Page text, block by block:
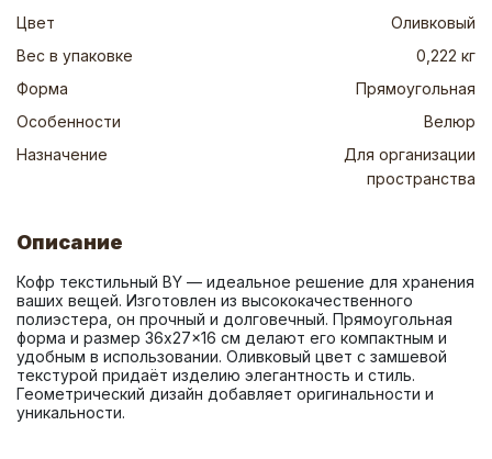
Цвет
Оливковый
Вес в упаковке
0,222 кг
Форма
Прямоугольная
Особенности
Велюр
Назначение
Для организации
пространства
Описание
Кофр текстильный BY — идеальное решение для хранения
ваших вещей. Изготовлен из высококачественного
полиэстера, он прочный и долговечный. Прямоугольная
форма и размер 36x27x16 см делают его компактным и
удобным в использовании. Оливковый цвет с замшевой
текстурой придаёт изделию элегантность и стиль.
Геометрический дизайн добавляет оригинальности и
уникальности.